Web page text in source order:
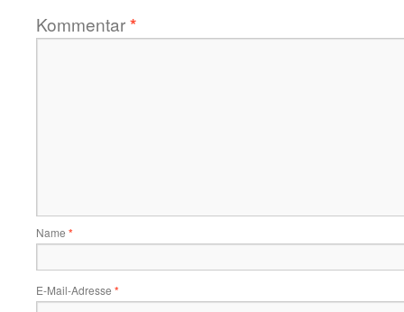
Kommentar*
Name *
E-Mail-Adresse *